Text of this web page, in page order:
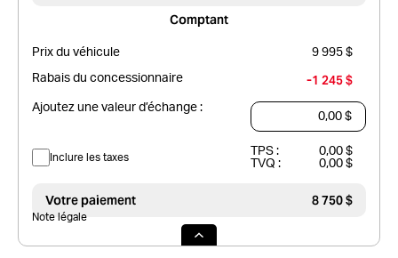
Comptant
Prix du véhicule 9 995 $
Rabais du concessionnaire -1 245 $
Ajoutez une valeur d’échange :
Inclure les taxes TPS :
0,00 $
TVQ :
0,00 $
Votre paiement 8 750 $
Note légale